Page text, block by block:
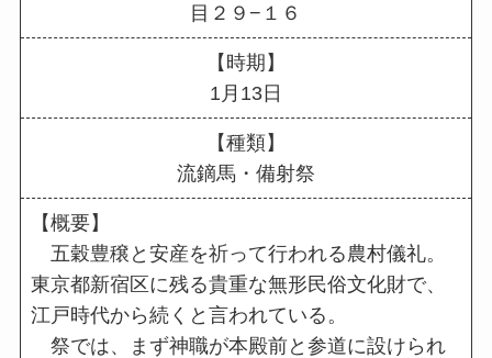
目２９−１６
【時期】
1月13日
【種類】
流鏑馬・備射祭
【概要】
五穀豊穣と安産を祈って行われる農村儀礼。
東京都新宿区に残る貴重な無形民俗文化財で、
江戸時代から続くと言われている。
祭では、まず神職が本殿前と参道に設けられ